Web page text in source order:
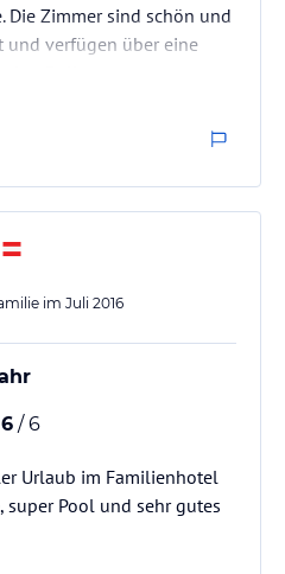
Die Zimmer sind schön und
und verfügen über eine
(Duschkabine), die
nicht so lange her sein. Das
offen und es ist für Jeden
das Hotel gehört ist sehr
sich mit Herz um
waren 1…
im Juli 2016
6 / 6
Urlaub im Familienhotel
super Pool und sehr gutes